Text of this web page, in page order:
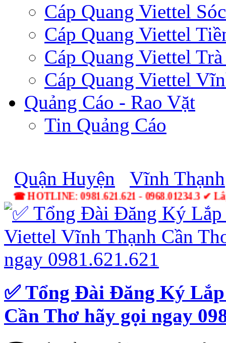
Cáp Quang Viettel
Cáp Quang Viettel
Cáp Quang Viettel
Cáp Quang Viettel
Quảng Cáo - Rao Vặt
Tin Quảng Cáo
Quận Huyện Vĩnh Thạnh
☎ HOTLINE: 0981.621.621 -
✅ ‎Tổng Đài Đăng Ký
Cần Thơ hãy gọi ngay